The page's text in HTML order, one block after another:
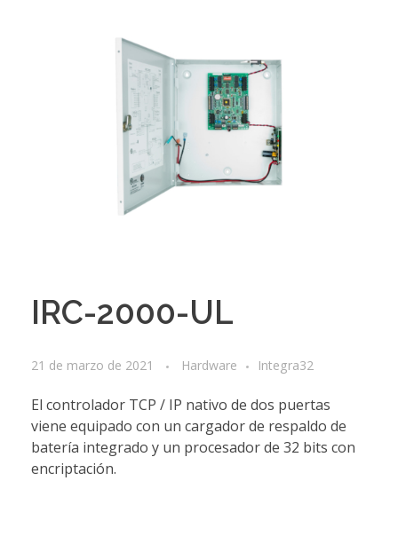
IRC-2000-UL
21 de marzo de 2021 Hardware Integra32
El controlador TCP / IP nativo de dos puertas
viene equipado con un cargador de respaldo de
batería integrado y un procesador de 32 bits con
encriptación.